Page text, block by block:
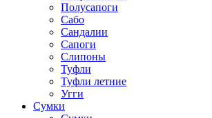
Полусапоги
Сабо
Сандалии
Сапоги
Слипоны
Туфли
Туфли летние
Угги
Сумки